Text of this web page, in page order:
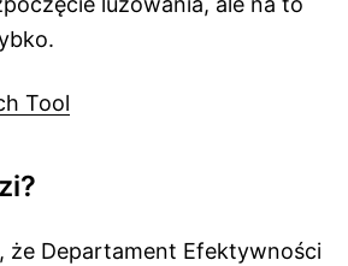
Tool
że Departament Efektywności